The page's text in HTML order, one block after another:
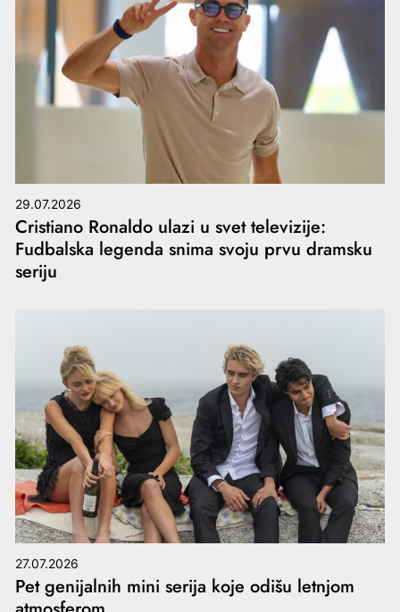
29.07.2026
Cristiano Ronaldo ulazi u svet televizije:
Fudbalska legenda snima svoju prvu dramsku
seriju
27.07.2026
Pet genijalnih mini serija koje odišu letnjom